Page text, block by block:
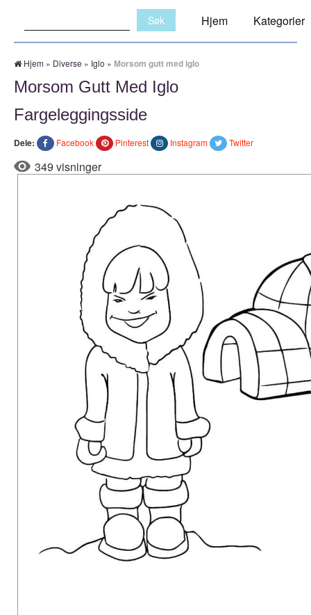
Hjem Kategorier
Hjem » Diverse » Iglo » Morsom gutt med iglo
Morsom Gutt Med Iglo
Fargeleggingsside
Dele: Facebook Pinterest Instagram Twitter
349 visninger